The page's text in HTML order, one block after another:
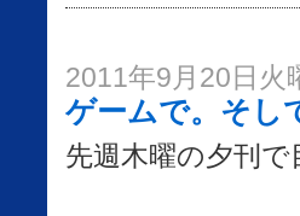
2011年9月20日火
ゲームで。そし
先週木曜の夕刊で